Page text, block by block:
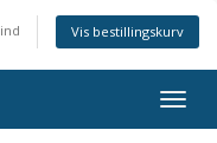
Vis bestillingskurv